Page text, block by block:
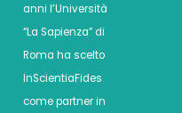
anni l’Università
“La Sapienza” di
Roma ha scelto
InScientiaFides
come partner in